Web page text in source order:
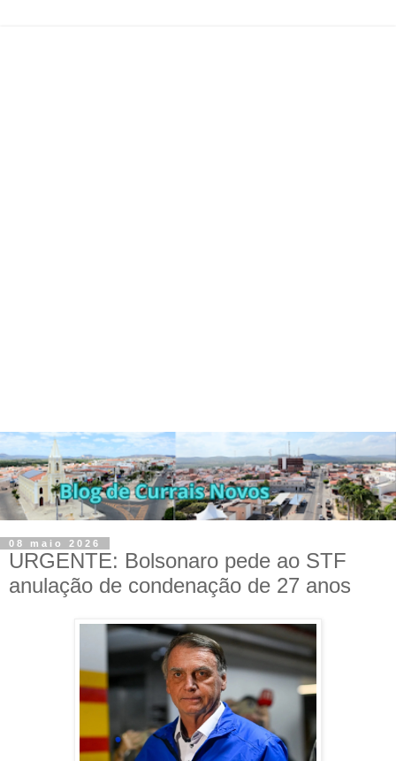
08 maio 2026
URGENTE: Bolsonaro pede ao STF
anulação de condenação de 27 anos